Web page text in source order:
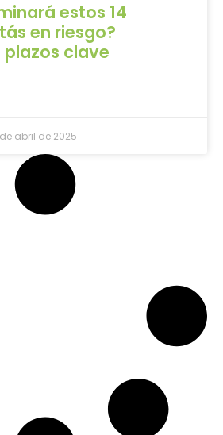
estos 14
en riesgo?
clave
abril de 2025